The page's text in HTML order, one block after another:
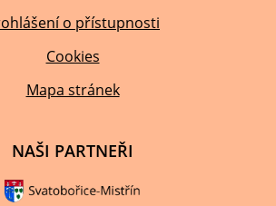
o přístupnosti
Cookies
Mapa stránek
NAŠI PARTNEŘI